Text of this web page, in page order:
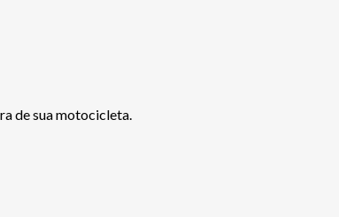
de sua motocicleta.